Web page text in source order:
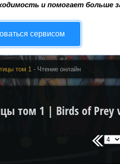
и помогает больше
сервисом
том 1 - Чтение онлайн
том 1 | Birds of Prey